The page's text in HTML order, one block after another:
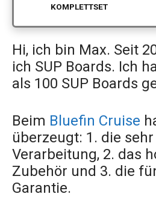
KOMPLETTSET
Hi, ich bin Max. Seit
ich SUP Boards. Ich
als 100 SUP Boards
Beim Bluefin Cruise
überzeugt: 1. die
Verarbeitung, 2. das
Zubehör und 3. die
Garantie.